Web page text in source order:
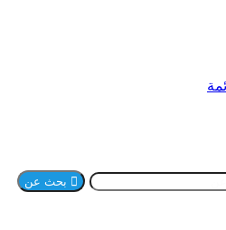
بحث عن